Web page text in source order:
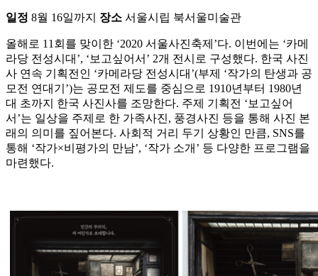
일정 8월 16일까지 장소 서울시립 북서울미술관
올해로 11회를 맞이한 ‘2020 서울사진축제’다. 이번에는 ‘카메
라당 전성시대’, ‘보고싶어서’ 2개 전시로 구성했다. 한국 사진
사 연속 기획전인 ‘카메라당 전성시대’(부제 ‘작가의 탄생과 공
모전 연대기’)는 공모전 제도를 중심으로 1910년부터 1980년
대 초까지 한국 사진사를 조망한다. 주제 기획전 ‘보고싶어
서’는 일상을 주제로 한 가족사진, 풍경사진 등을 통해 사진 본
래의 의미를 짚어본다. 사회적 거리 두기 상황인 만큼, SNS를
통해 ‘작가×비평가의 만남’, ‘작가 소개’ 등 다양한 프로그램을
마련했다.